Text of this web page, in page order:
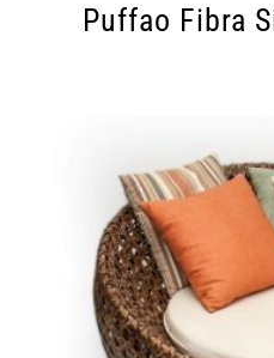
Puffao Fibra